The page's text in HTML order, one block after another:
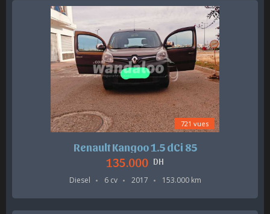
721 vues
Renault Kangoo 1.5 dCi 85
135.000 DH
Diesel 6 cv 2017 153.000 km